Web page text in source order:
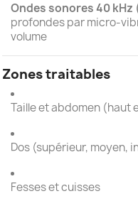
Ondes sonores 40
profondes par micro-
volume
Zones traitables
Taille et abdomen (haut
Dos (supérieur, moyen,
Fesses et cuisses